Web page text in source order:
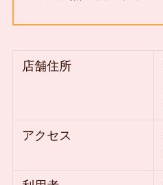
店舗住所
アクセス